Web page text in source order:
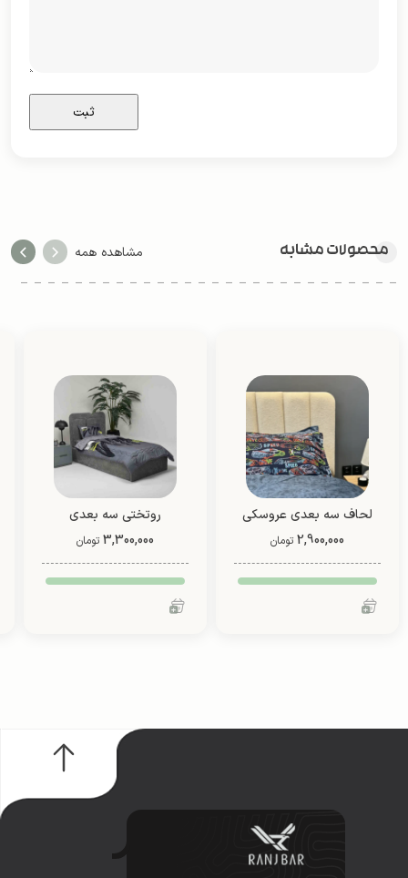
محصولات مشابه مشاهده همه
لحاف سه بعدی عروسکی
4 تیکه (طرح 3)2,900,000 تومان
روتختی سه بعدی
عروسکی یک نفره دو رو
(طرح 2)
3,300,000 تومان